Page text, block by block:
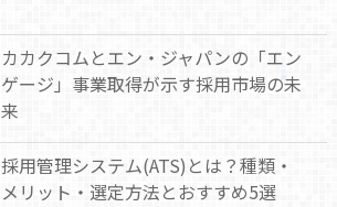
カカクコムとエン・ジャパンの「エン
ゲージ」事業取得が示す採用市場の未
来
採用管理システム(ATS)とは？種類・
メリット・選定方法とおすすめ5選